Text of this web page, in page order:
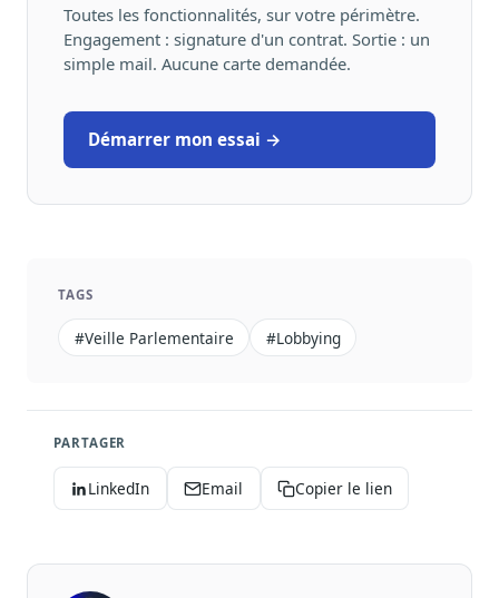
Toutes les fonctionnalités, sur votre périmètre.
Engagement : signature d'un contrat. Sortie : un
simple mail. Aucune carte demandée.
Démarrer mon essai →
TAGS
#veille Parlementaire #lobbying
PARTAGER
LinkedIn Email Copier le lien